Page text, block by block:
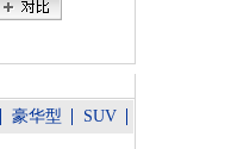
豪华型 SUV